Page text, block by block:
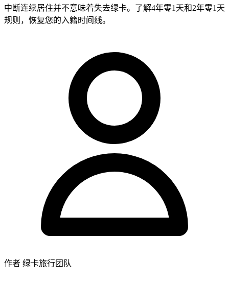
中断连续居住并不意味着失去绿卡。了解4年零1天和2年零1天
规则，恢复您的入籍时间线。
作者 绿卡旅行团队